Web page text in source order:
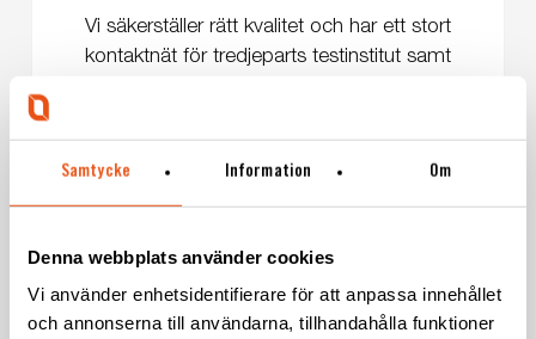
Samtycke Information Om
Denna webbplats använder cookies
Vi använder enhetsidentifierare för att anpassa innehållet
och annonserna till användarna, tillhandahålla funktioner
Vi säkerställer rätt kvalitet och har ett stort
kontaktnät för tredjeparts testinstitut samt